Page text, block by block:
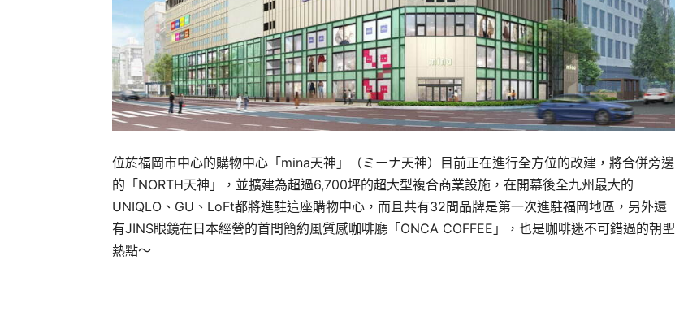
位於福岡市中心的購物中心「mina天神」（ミーナ天神）目前正在進行全方位的改建，將合併旁邊
的「NORTH天神」，並擴建為超過6,700坪的超大型複合商業設施，在開幕後全九州最大的
UNIQLO、GU、LoFt都將進駐這座購物中心，而且共有32間品牌是第一次進駐福岡地區，另外還
有JINS眼鏡在日本經營的首間簡約風質感咖啡廳「ONCA COFFEE」，也是咖啡迷不可錯過的朝聖
熱點～